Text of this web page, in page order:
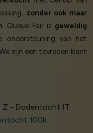
zonder ook maar
. Queue-Fair is geweldig
van het
zijn een tevreden klant
Z - Dodentocht IT
100k